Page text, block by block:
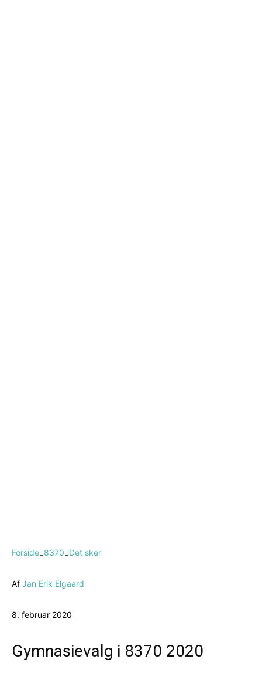
Forside 8370 Det sker
Af Jan Erik Elgaard
8. februar 2020
Gymnasievalg i 8370 2020